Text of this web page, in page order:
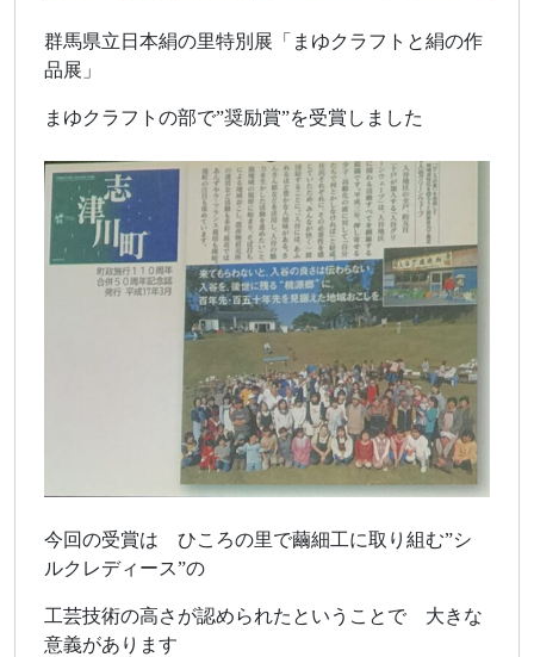
群馬県立日本絹の里特別展「まゆクラフトと絹の作
品展」
まゆクラフトの部で”奨励賞”を受賞しました
今回の受賞は ひころの里で繭細工に取り組む”シ
ルクレディース”の
工芸技術の高さが認められたということで 大きな
意義があります